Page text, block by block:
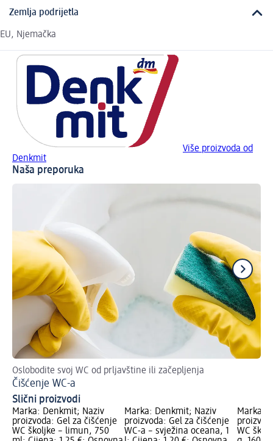
Zemlja podrijetla
EU, Njemačka
Više proizvoda od
Denkmit
Naša preporuka
Oslobodite svoj WC od prljavštine ili začepljenja
Čišćenje WC-a
Slični proizvodi
Marka: Denkmit; Naziv
proizvoda: Gel za čišćenje
WC školjke – limun, 750
Marka: Denkmit; Naziv
proizvoda: Gel za čišćenje
WC-a – svježina oceana, 1
Marka:
WC